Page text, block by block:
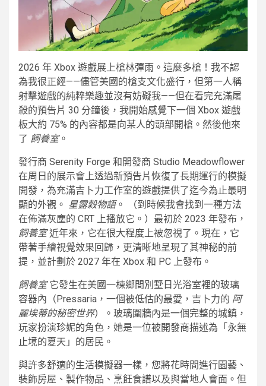
2026 年 Xbox 遊戲展上槍林彈雨。這麼多槍！我不認
為我很正經——儘管美國的槍支文化盛行，但第一人稱
射擊遊戲的純粹樂趣並沒有妨礙我——但在看完充滿屠
殺的預告片 30 分鐘後，我開始感覺下一個 Xbox 遊戲
板大約 75% 的內容都是向某人的頭部開槍。然後他來
了 飼養室。
發行商 Serenity Forge 和開發商 Studio Meadowflower
在周日的展示會上透過新預告片恢復了長期運行的模擬
開發，為充滿吉卜力工作室的遊戲提供了迄今為止最明
顯的外觀。 星露穀物語。 （到時候我會找到一種方法
在佈滿灰塵的 CRT 上播放它。）最初於 2023 年發布，
飼養室近年來，它在很大程度上被忽視了。現在，它
帶著手繪視覺效果回歸，更清晰地呈現了其神秘的前
提，並計劃於 2027 年在 Xbox 和 PC 上發布。
飼養室它發生在美國一棟鄉間別墅日光浴室裡的玻璃
容器內（Pressaria，一個被低估的最愛，吉卜力的 阿
麗埃蒂的秘密世界）。玻璃圍牆內是一個完整的城鎮，
玩家扮演珍妮的角色，她是一位被開發商描述為「永無
止境的夏天」的居民。
與許多舒適的生活模擬器一樣，您將花時間進行園藝、
裝飾房屋、製作物品、烹飪食譜以及與當地人會面。但